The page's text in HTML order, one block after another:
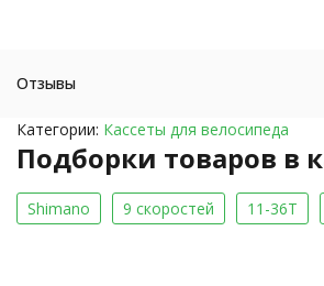
Отзывы
Категории: Кассеты для велосипеда
Подборки товаров в
Shimano 9 скоростей 11-36T